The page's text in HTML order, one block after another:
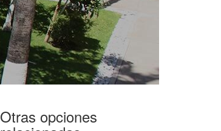
Otras opciones